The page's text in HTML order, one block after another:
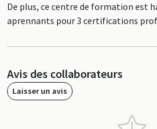
De plus, ce centre de formation est
aprennants pour 3 certifications
Avis des collaborateurs
Laisser un avis